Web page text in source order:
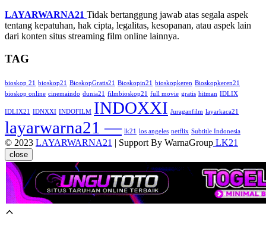
LAYARWARNA21 Tidak bertanggung jawab atas segala aspek
tentang kepatuhan, hak cipta, legalitas, kesopanan, atau aspek lain
dari konten situs streaming film online lainnya.
TAG
bioskop 21 bioskop21 BioskopGratis21 Bioskopin21 bioskopkeren Bioskopkeren21
bioskop online cinemaindo dunia21 filmbioskop21 full movie gratis hitman IDLIX
IDLIX21 IDNXXI INDOFILM INDOXXI Juraganfilm layarkaca21
layarwarna21 — lk21 los angeles netflix Subtitle Indonesia
© 2023 LAYARWARNA21 | Support By WarnaGroup LK21
close